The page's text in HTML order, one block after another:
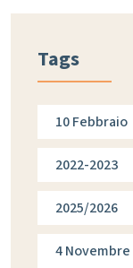
Tags
10 Febbraio
2022-2023
2025/2026
4 Novembre